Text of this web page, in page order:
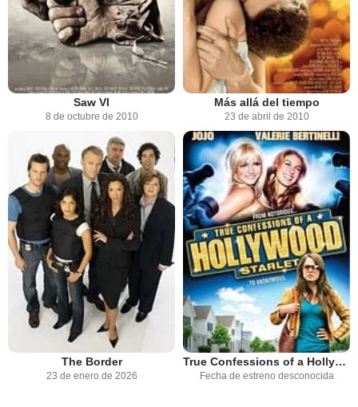
Saw VI
8 de octubre de 2010
Más allá del tiempo
23 de abril de 2010
The Border
23 de enero de 2026
True Confessions of a Hollywood Starlet
Fecha de estreno desconocida